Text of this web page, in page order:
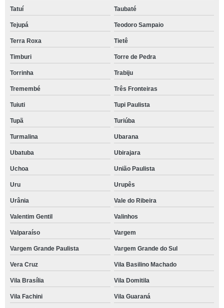
Tatuí Taubaté
Tejupá Teodoro Sampaio
Terra Roxa Tietê
Timburi Torre de Pedra
Torrinha Trabiju
Tremembé Três Fronteiras
Tuiuti Tupi Paulista
Tupã Turiúba
Turmalina Ubarana
Ubatuba Ubirajara
Uchoa União Paulista
Uru Urupês
Urânia Vale do Ribeira
Valentim Gentil Valinhos
Valparaíso Vargem
Vargem Grande Paulista Vargem Grande do Sul
Vera Cruz Vila Basilino Machado
Vila Brasília Vila Domitila
Vila Fachini Vila Guaraná